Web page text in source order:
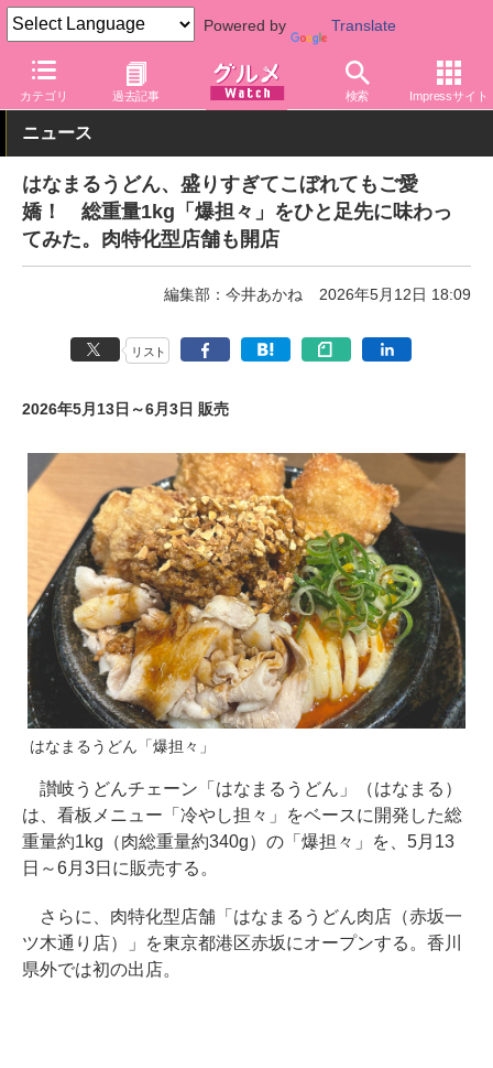
Powered by Translate
カテゴリ 過去記事 検索 Impressサイト
グルメ Watch 店舗 はなまるうどん
ニュース
はなまるうどん、盛りすぎてこぼれてもご愛
嬌！ 総重量1kg「爆担々」をひと足先に味わっ
てみた。肉特化型店舗も開店
編集部：今井あかね 2026年5月12日 18:09
リスト
2026年5月13日～6月3日 販売
はなまるうどん「爆担々」
讃岐うどんチェーン「はなまるうどん」（はなまる）
は、看板メニュー「冷やし担々」をベースに開発した総
重量約1kg（肉総重量約340g）の「爆担々」を、5月13
日～6月3日に販売する。
さらに、肉特化型店舗「はなまるうどん肉店（赤坂一
ツ木通り店）」を東京都港区赤坂にオープンする。香川
県外では初の出店。